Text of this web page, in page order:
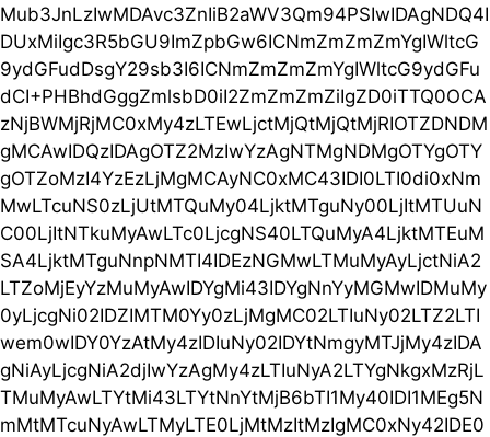
Mub3JnLzIwMDAvc3ZnIiB2aWV3Qm94PSIwIDAgNDQ4I
DUxMiIgc3R5bGU9ImZpbGw6ICNmZmZmZmYgIWltcG
9ydGFudDsgY29sb3I6ICNmZmZmZmYgIWltcG9ydGFu
dCI+PHBhdGggZmlsbD0iI2ZmZmZmZiIgZD0iTTQ0OCA
zNjBWMjRjMC0xMy4zLTEwLjctMjQtMjQtMjRIOTZDNDM
gMCAwIDQzIDAgOTZ2MzIwYzAgNTMgNDMgOTYgOTY
gOTZoMzI4YzEzLjMgMCAyNC0xMC43IDI0LTI0di0xNm
MwLTcuNS0zLjUtMTQuMy04LjktMTguNy00LjItMTUuN
C00LjItNTkuMyAwLTc0LjcgNS40LTQuMyA4LjktMTEuM
SA4LjktMTguNnpNMTI4IDEzNGMwLTMuMyAyLjctNiA2
LTZoMjEyYzMuMyAwIDYgMi43IDYgNnYyMGMwIDMuMy
0yLjcgNi02IDZIMTM0Yy0zLjMgMC02LTIuNy02LTZ2LTI
wem0wIDY0YzAtMy4zIDIuNy02IDYtNmgyMTJjMy4zIDA
gNiAyLjcgNiA2djIwYzAgMy4zLTIuNyA2LTYgNkgxMzRjL
TMuMyAwLTYtMi43LTYtNnYtMjB6bTI1My40IDI1MEg5N
mMtMTcuNyAwLTMyLTE0LjMtMzItMzIgMC0xNy42IDE0